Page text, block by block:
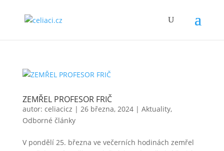
ZEMŘEL PROFESOR FRIČ
autor: celiacicz | 26 března, 2024| Aktuality,
Odborné články
V pondělí 25. března ve večerních hodinách zemřel